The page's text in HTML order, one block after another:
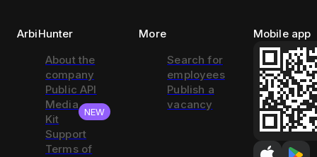
ArbiHunter
About the
company
Public API
Media
Kit
NEW
Support
Terms of
More
Search for
employees
Publish a
vacancy
Mobile app